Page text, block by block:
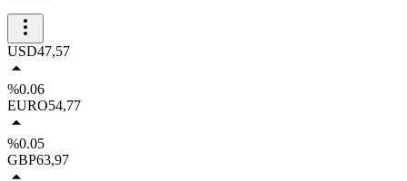
USD47,57
%0.06
EURO54,77
%0.05
GBP63,97